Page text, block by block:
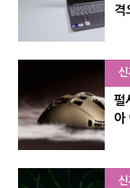
격
신
펄
아
신